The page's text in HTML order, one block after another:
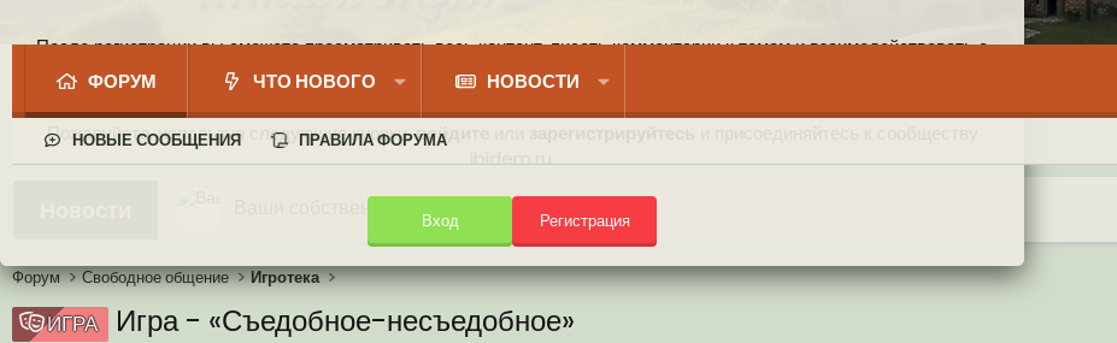
После регистрации вы сможете просматривать весь контент, писать комментарии к темам и взаимодействовать с
сообществом.
Пожалуйста, используя следующие кнопки,войдите
ibidem.ru.
Вход Регистрация
ФОРУМ ЧТО НОВОГО НОВОСТИ
НОВЫЕ СООБЩЕНИЯ ПРАВИЛА ФОРУМА
Иконки пользователя
Ваши собственные смайлики
Аналитика от Ассистента
Новая система рейтинга (оценок) на форуме
Форум Свободное общение Игротека
ИГРА Игра - «Съедобное-несъедобное»